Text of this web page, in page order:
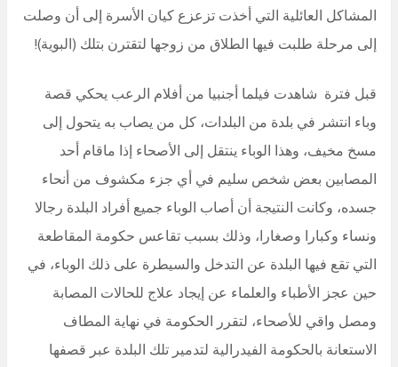
المشاكل العائلية التي أخذت تزعزع كيان الأسرة إلى أن وصلت
إلى مرحلة طلبت فيها الطلاق من زوجها لتقترن بتلك (البوية)!
قبل فترة شاهدت فيلما أجنبيا من أفلام الرعب يحكي قصة
وباء انتشر في بلدة من البلدات، كل من يصاب به يتحول إلى
مسخ مخيف، وهذا الوباء ينتقل إلى الأصحاء إذا ماقام أحد
المصابين بعض شخص سليم في أي جزء مكشوف من أنحاء
جسده، وكانت النتيجة أن أصاب الوباء جميع أفراد البلدة رجالا
ونساء وكبارا وصغارا، وذلك بسبب تقاعس حكومة المقاطعة
التي تقع فيها البلدة عن التدخل والسيطرة على ذلك الوباء، في
حين عجز الأطباء والعلماء عن إيجاد علاج للحالات المصابة
ومصل واقي للأصحاء، لتقرر الحكومة في نهاية المطاف
الاستعانة بالحكومة الفيدرالية لتدمير تلك البلدة عبر قصفها